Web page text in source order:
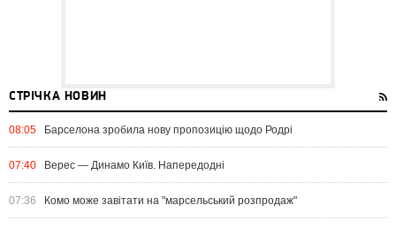
СТРІЧКА НОВИН
08:05 Барселона зробила нову пропозицію щодо Родрі
07:40 Верес — Динамо Київ. Напередодні
07:36 Комо може завітати на "марсельський розпродаж"